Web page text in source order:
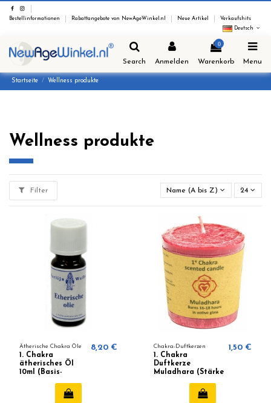
Bestellinformationen Rabattangebote von NewAgeWinkel.nl Neue Artikel
Verkaufshits
Deutsch
Search Anmelden
0
Warenkorb Menu
Startseite Wellness produkte
Wellness produkte
Filter Name (A bis Z) 24
Ätherische Chakra Öle
1. Chakra
ätherisches Öl
10ml (Basis-
8,20 € Chakra-Duftkerzen
1. Chakra
Duftkerze
Muladhara (Stärke
1,50 €